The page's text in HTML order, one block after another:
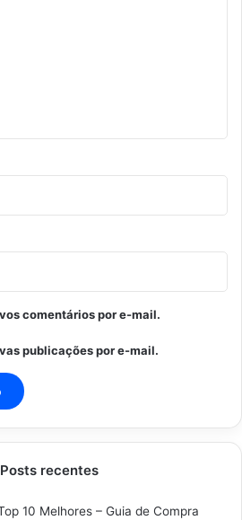
comentários por e-mail.
publicações por e-mail.
Posts recentes
10 Melhores – Guia de Compra